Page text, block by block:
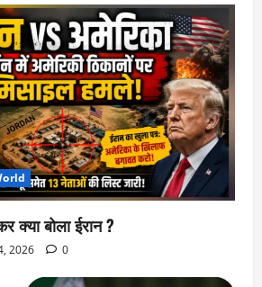
क्या बोला ईरान ?
2026 0